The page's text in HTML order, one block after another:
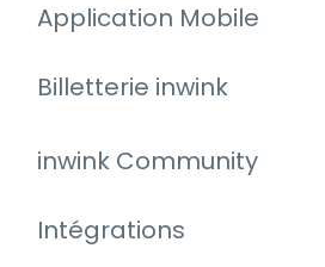
Application Mobile
Billetterie inwink
inwink Community
Intégrations